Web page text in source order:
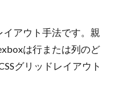
アウト手法です。親
は行または列のど
グリッドレイアウト